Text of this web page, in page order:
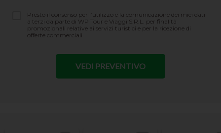
Presto il consenso per l’utilizzo e la comunicazione dei miei dati
a terzi da parte di WP Tour e Viaggi S.R.L. per finalità
promozionali relative ai servizi turistici e per la ricezione di
offerte commerciali.